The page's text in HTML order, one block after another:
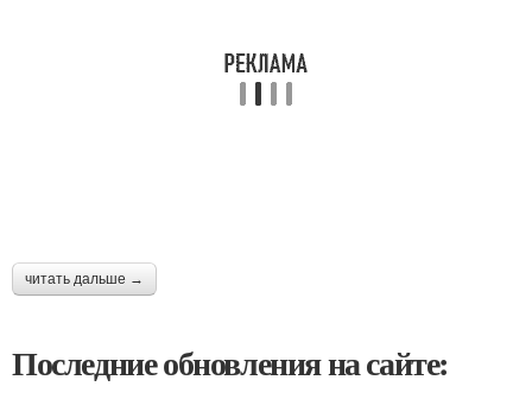
читать дальше →
Последние обновления на сайте: